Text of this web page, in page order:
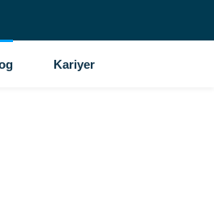
Kariyer